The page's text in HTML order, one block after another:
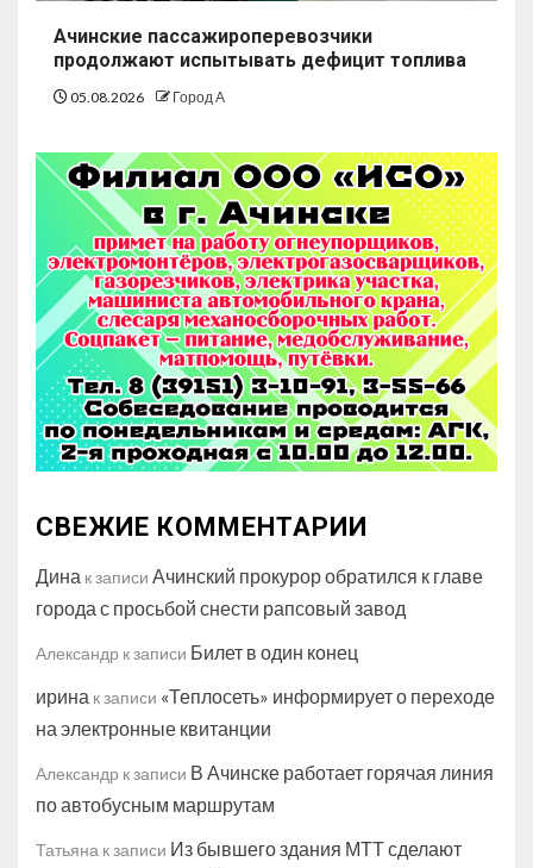
Ачинские пассажироперевозчики
продолжают испытывать дефицит топлива
05.08.2026 Город А
СВЕЖИЕ КОММЕНТАРИИ
Дина к записи Ачинский прокурор обратился к главе
города с просьбой снести рапсовый завод
Александр к записи Билет в один конец
ирина к записи «Теплосеть» информирует о переходе
на электронные квитанции
Александр к записи В Ачинске работает горячая линия
по автобусным маршрутам
Татьяна к записи Из бывшего здания МТТ сделают